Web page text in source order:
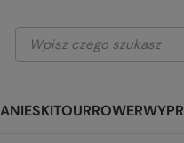
SKITOURROWER